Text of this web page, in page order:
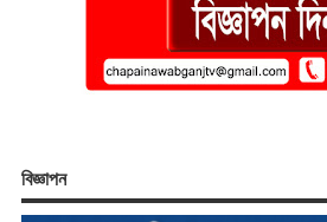
বিজ্ঞাপন